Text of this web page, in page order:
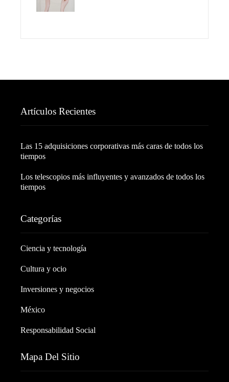
Artículos Recientes
Las 15 adquisiciones corporativas más caras de todos los
tiempos
Los telescopios más influyentes y avanzados de todos los
tiempos
Categorías
Ciencia y tecnología
Cultura y ocio
Inversiones y negocios
México
Responsabilidad Social
Mapa Del Sitio